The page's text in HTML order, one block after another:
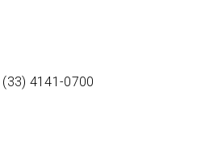
(33) 4141-0700